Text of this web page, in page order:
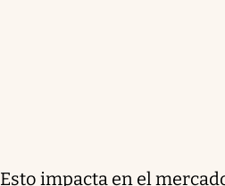
Esto impacta en el